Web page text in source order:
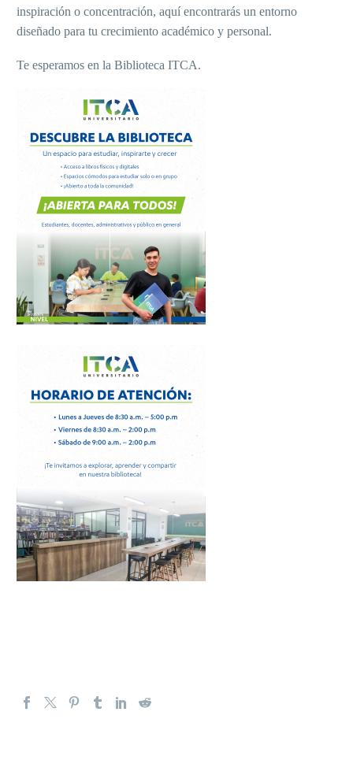
inspiración o concentración, aquí encontrarás un entorno
diseñado para tu crecimiento académico y personal.
Te esperamos en la Biblioteca ITCA.